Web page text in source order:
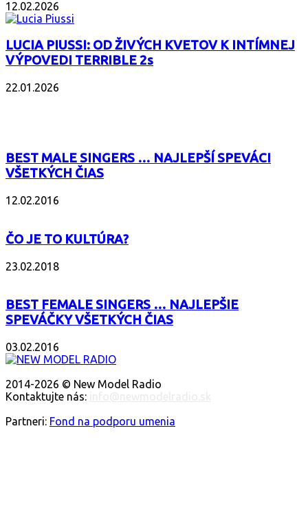
12.02.2026
LUCIA PIUSSI: OD ŽIVÝCH KVETOV K INTÍMNEJ
VÝPOVEDI TERRIBLE 2s
22.01.2026
BEST MALE SINGERS … NAJLEPŠÍ SPEVÁCI
VŠETKÝCH ČIAS
12.02.2016
ČO JE TO KULTÚRA?
23.02.2018
BEST FEMALE SINGERS … NAJLEPŠIE
SPEVÁČKY VŠETKÝCH ČIAS
03.02.2016
2014-2026 © New Model Radio
Kontaktujte nás:
Partneri: Fond na podporu umenia